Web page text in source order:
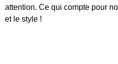
attention. Ce qui compte pour
et le style !